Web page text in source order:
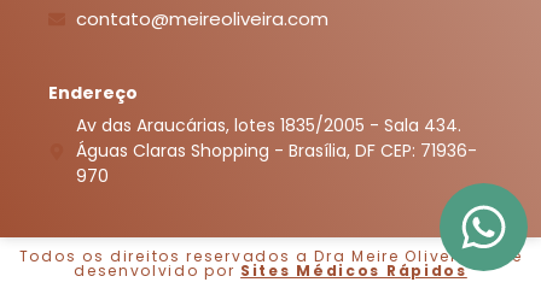
contato@meireoliveira.com
Endereço
Av das Araucárias, lotes 1835/2005 - Sala 434.
Águas Claras Shopping - Brasília, DF CEP: 71936-
970
Todos os direitos reservados a Dra Meire Oliveira. Site
desenvolvido por Sites Médicos Rápidos